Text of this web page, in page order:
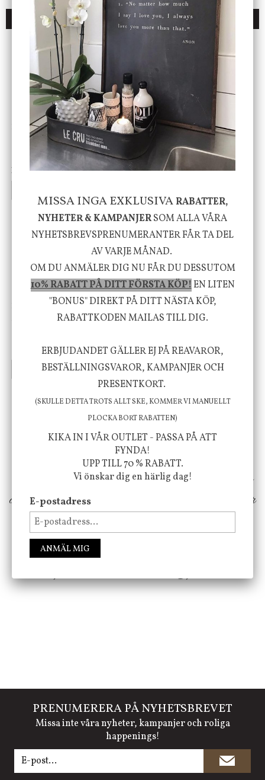
DU KANSKE OCKSÅ ÄR INTRESSERAD AV
ENDAST 1 ST KVAR I LAGER
DBKD
Cloudy kruka mini, vit
199 kr
Star Trading
Bordslampa Mushroom
vit, Utomhus
499 kr
House Doctor
Skål, Hands marmor
635 kr795 kr
-20%
KÖP
Nicolas Vahé
Serveringsfat, Ostron,
415 kr
INFO KÖP
Vi vill förmedla känsla, upplevelse och
välbefinnande för dig och ditt hem! Med
inspiration från naturen och dess färgpalett
erbjuder vi omsorgsfullt utvalda produkter som
ökar trivsel i ditt hem och ger det lilla extra för
att öka ditt välmående!
PRENUMERERA PÅ NYHETSBREVET
Missa inte våra nyheter, kampanjer och roliga
happenings!
MISSA INGA EXKLUSIVARABATTER,
NYHETER & KAMPANJERSOM ALLA VÅRA
NYHETSBREVSPRENUMERANTER FÅR TA DEL
AV VARJE MÅNAD.
OM DU ANMÄLER DIG NU FÅR DU DESSUTOM
10% RABATT PÅ DITT FÖRSTA KÖP!EN LITEN
"BONUS" DIREKT PÅ DITT NÄSTA KÖP,
RABATTKODEN MAILAS TILL DIG.
ERBJUDANDET GÄLLER EJ PÅ REAVAROR,
BESTÄLLNINGSVAROR, KAMPANJER OCH
PRESENTKORT.
(SKULLE DETTA TROTS ALLT SKE, KOMMER VI MANUELLT
PLOCKA BORT RABATTEN)
KIKA IN I VÅR OUTLET - PASSA PÅ ATT
FYNDA!
UPP TILL 70 % RABATT.
Vi önskar dig en härlig dag!
E-postadress
ANMÄL MIG